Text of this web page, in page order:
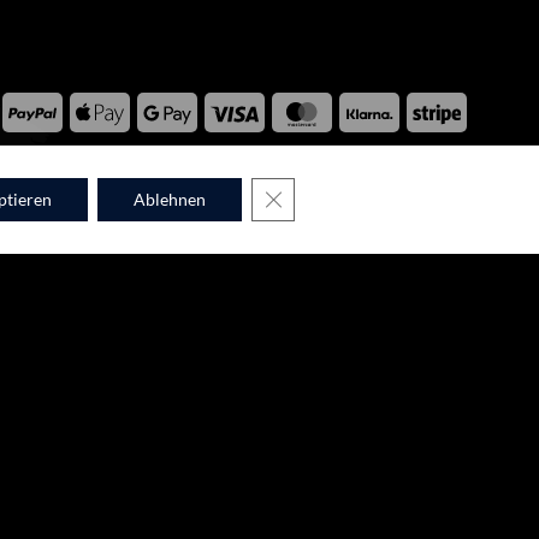
PayPal Apple
Pay
Google
Pay
Visa MasterCardKlarna Stripe
Ablehnen GDPR COOKIE-BANNER